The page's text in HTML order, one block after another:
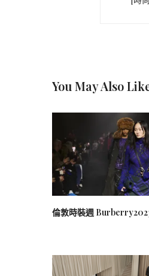
You May Also
倫敦時裝週